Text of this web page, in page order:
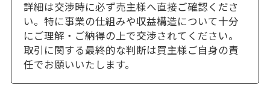
詳細は交渉時に必ず売主様へ直接ご確認くださ
い。特に事業の仕組みや収益構造について十分
にご理解・ご納得の上で交渉されてください。
取引に関する最終的な判断は買主様ご自身の責
任でお願いいたします。